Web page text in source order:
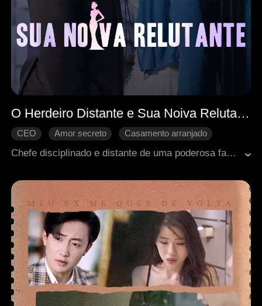
O Herdeiro Distante e Sua Noiva Relutante
CEO Amor secreto
Casamento arranjado
Romance moderno
Chefe disciplinado e distante de uma poderosa família, Samuel estava noivo de Kaylee havia anos, mas ninguém via qualquer ligação entre eles — nem a própria Kaylee. Sempre no exterior, Samuel quase nunca aparecia, e Kaylee o evitava quando se encontravam. Ela jamais imaginou que, após o casamento, seria profundamente mimada por ele.